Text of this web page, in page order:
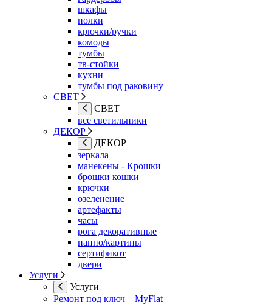
шкафы
полки
крючки/ручки
комоды
тумбы
тв-стойки
кухни
тумбы под раковину
СВЕТ
СВЕТ
все светильники
ДЕКОР
ДЕКОР
зеркала
манекены - Крошки
брошки кошки
крючки
озеленение
артефакты
часы
рога декоративные
панно/картины
сертификот
двери
Услуги
Услуги
Ремонт под ключ – MyFlat